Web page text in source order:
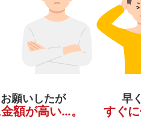
願いしたが
額が高い…。
早
すぐ